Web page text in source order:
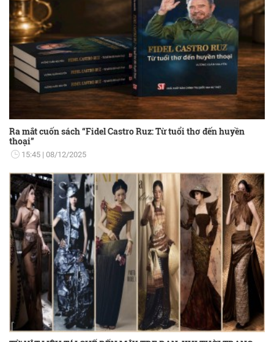
Ra mắt cuốn sách “Fidel Castro Ruz: Từ tuổi thơ đến huyền
thoại”
15:45 08/12/2025